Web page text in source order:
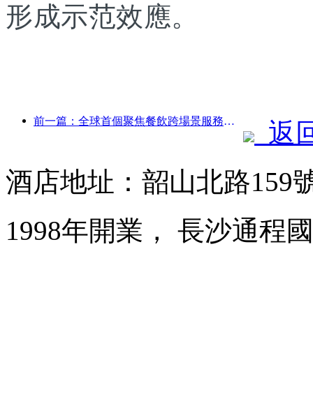
形成示范效應。
前一篇：全球首個聚焦餐飲跨場景服務的人形機器人發布
返
酒店地址：韶山北路159
1998年開業， 長沙通